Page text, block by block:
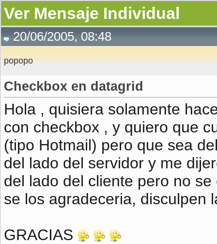
Ver Mensaje Individual
20/06/2005, 08:48
popopo
Checkbox en datagrid
Hola , quisiera solamente
con checkbox , y quiero que
(tipo Hotmail) pero que sea
del lado del servidor y me
del lado del cliente pero no
se los agradeceria, disculpen
GRACIAS